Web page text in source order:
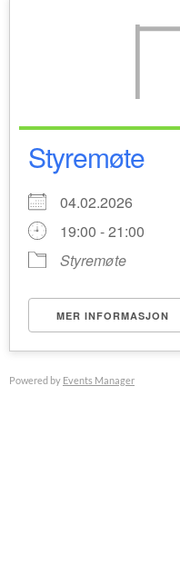
Styremøte
04.02.2026
19:00 - 21:00
Styremøte
MER INFORMASJON
Powered by Events Manager